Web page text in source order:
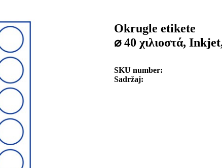
Okrugle etikete
⌀ 40 χιλιοστά,
SKU number
Sadržaj